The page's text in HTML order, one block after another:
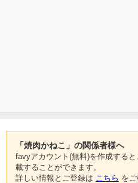
「焼肉かねこ」の関係者様へ
favyアカウント(無料)を作成する
載することができます。
詳しい情報とご登録は こちら をご